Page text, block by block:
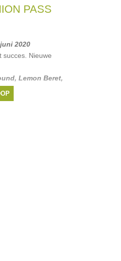
PASS
2020
succes. Nieuwe
, Lemon Beret,